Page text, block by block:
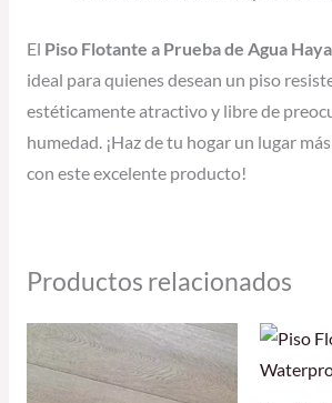
El Piso Flotante a Prueba de Agua Haya
ideal para quienes desean un piso
estéticamente atractivo y libre de
humedad. ¡Haz de tu hogar un lugar
con este excelente producto!
Productos relacionados